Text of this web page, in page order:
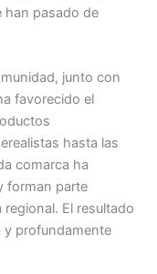
han pasado de
junto con
favorecido el
hasta las
comarca ha
forman parte
El resultado
y profundamente